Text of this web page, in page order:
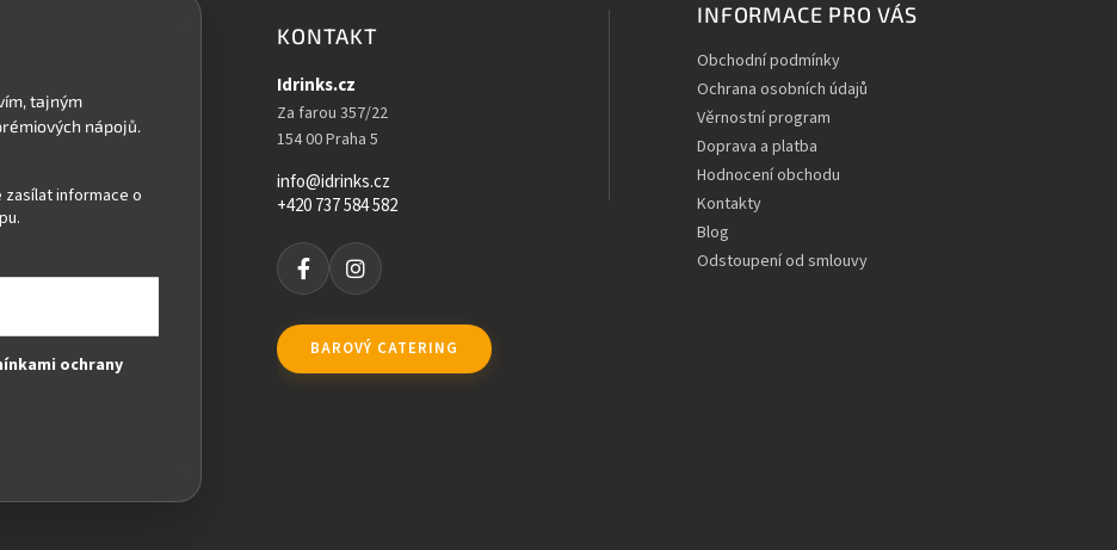
zasílat informace o
ochrany
KONTAKT
Idrinks.cz
Za farou 357/22
154 00 Praha 5
info@idrinks.cz
+420 737 584 582
BAROVÝ CATERING
INFORMACE PRO VÁS
Obchodní podmínky
Ochrana osobních údajů
Věrnostní program
Doprava a platba
Hodnocení obchodu
Kontakty
Blog
Odstoupení od smlouvy